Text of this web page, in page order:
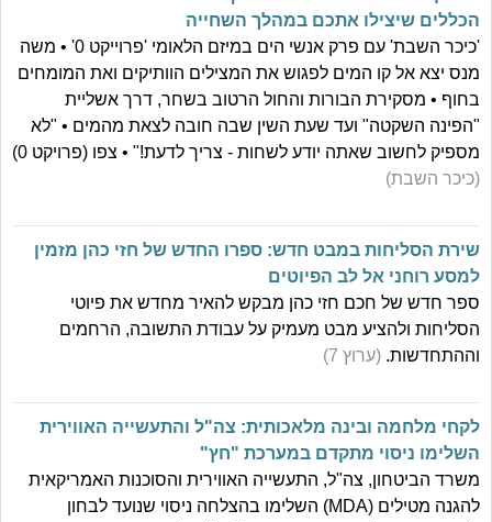
הכללים שיצילו אתכם במהלך השחייה
'כיכר השבת' עם פרק אנשי הים במיזם הלאומי 'פרוייקט 0' • משה
מנס יצא אל קו המים לפגוש את המצילים הוותיקים ואת המומחים
בחוף • מסקירת הבורות והחול הרטוב בשחר, דרך אשליית
"הפינה השקטה" ועד שעת השין שבה חובה לצאת מהמים • "לא
מספיק לחשוב שאתה יודע לשחות - צריך לדעת!" • צפו (פרויקט 0)
(כיכר השבת)
שירת הסליחות במבט חדש: ספרו החדש של חזי כהן מזמין
למסע רוחני אל לב הפיוטים
ספר חדש של חכם חזי כהן מבקש להאיר מחדש את פיוטי
הסליחות ולהציע מבט מעמיק על עבודת התשובה, הרחמים
וההתחדשות. (ערוץ 7)
לקחי מלחמה ובינה מלאכותית: צה"ל והתעשייה האווירית
השלימו ניסוי מתקדם במערכת "חץ"
משרד הביטחון, צה"ל, התעשייה האווירית והסוכנות האמריקאית
להגנה מטילים (MDA) השלימו בהצלחה ניסוי שנועד לבחון